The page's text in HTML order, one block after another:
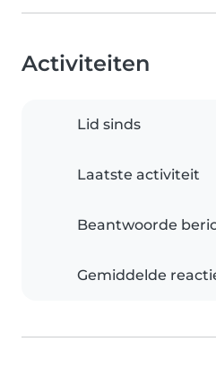
Activiteiten
Lid sinds
Laatste activiteit
Beantwoorde
Gemiddelde